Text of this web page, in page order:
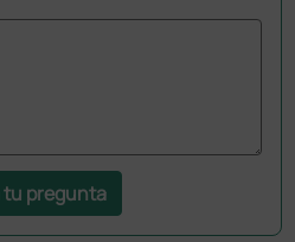
tu pregunta